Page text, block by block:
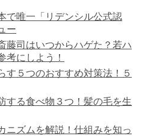
で唯一「リデンシル公式認
ー
藤司はいつからハゲた？若ハ
考にしよう！
す５つのおすすめ対策法！５
する食べ物３つ！髪の毛を生
ニズムを解説！仕組みを知っ